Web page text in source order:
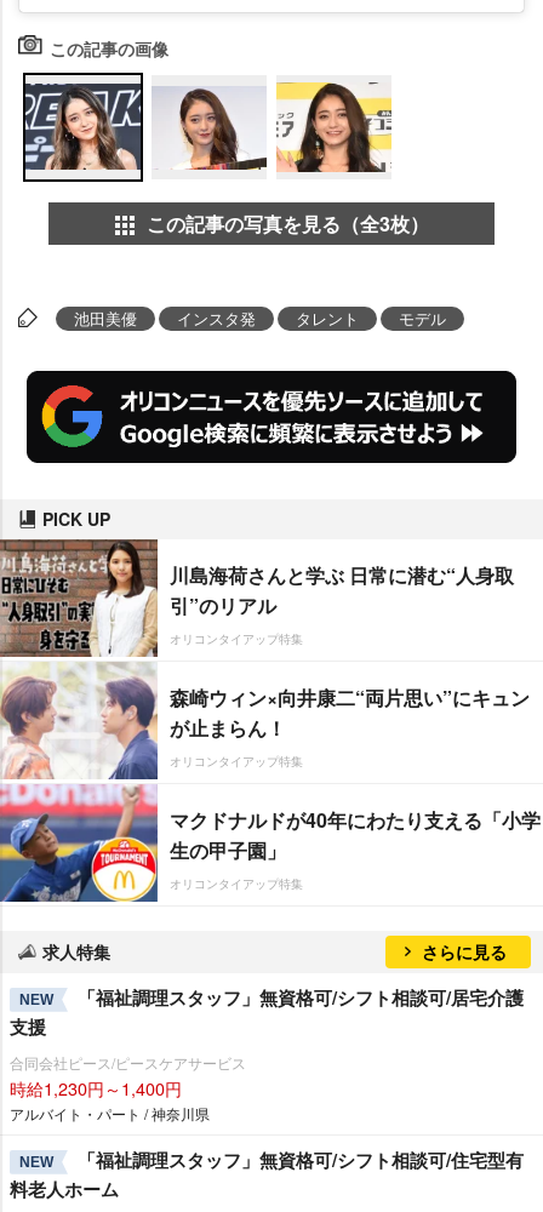
この記事の画像
この記事の写真を見る（全3枚）
池田美優 インスタ発 タレント モデル
PICK UP
川島海荷さんと学ぶ 日常に潜む“人身取
引”のリアル
オリコンタイアップ特集
森崎ウィン×向井康二“両片思い”にキュン
が止まらん！
オリコンタイアップ特集
マクドナルドが40年にわたり支える「小学
生の甲子園」
オリコンタイアップ特集
求人特集 さらに見る
NEW
「福祉調理スタッフ」無資格可/シフト相談可/居宅介護
支援
合同会社ピース/ピースケアサービス
時給1,230円～1,400円
アルバイト・パート / 神奈川県
NEW
「福祉調理スタッフ」無資格可/シフト相談可/住宅型有
料老人ホーム